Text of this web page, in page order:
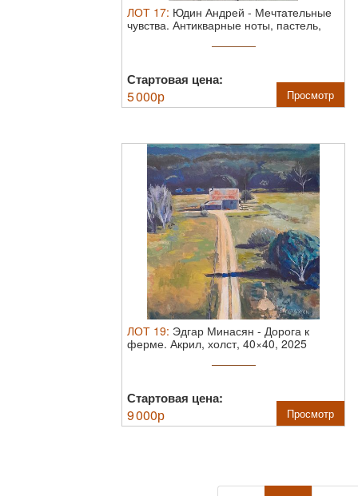
ЛОТ 17: Юдин Андрей - Мечтательные
чувства. Антикварные ноты, пастель,
Стартовая цена:
5 000р Просмотр
ЛОТ 19: Эдгар Минасян - Дорога к
ферме. Акрил, холст, 40×40, 2025
Стартовая цена:
9 000р Просмотр